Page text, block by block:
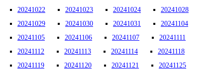
20241022
20241023 20241024
20241028
20241029
20241030 20241031
20241104
20241105
20241106 20241107
20241111
20241112
20241113 20241114
20241118
20241119
20241120 20241121
20241125